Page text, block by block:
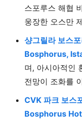
스포루스 해협
웅장한 오스만
샹그릴라 보스
Bosphorus,
며, 아시아적인
전망이 조화를
CVK 파크 보스
Bosphorus